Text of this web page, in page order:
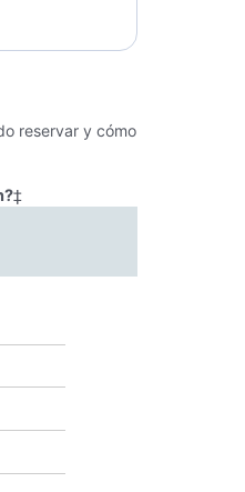
reservar y cómo
‡